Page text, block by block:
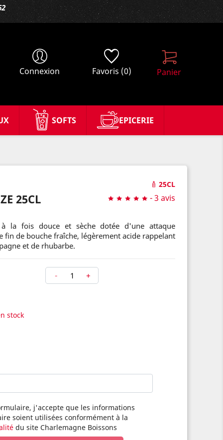
SOFTS EPICERIE
Connexion Favoris (0) Panier
25CL
-3 avis
25CL
à la fois douce et sèche dotée d'une attaque
fin de bouche fraîche, légèrement acide rappelant
et de rhubarbe.
stock
- +
j'accepte que les informations
soient utilisées conformément à la
du site Charlemagne Boissons